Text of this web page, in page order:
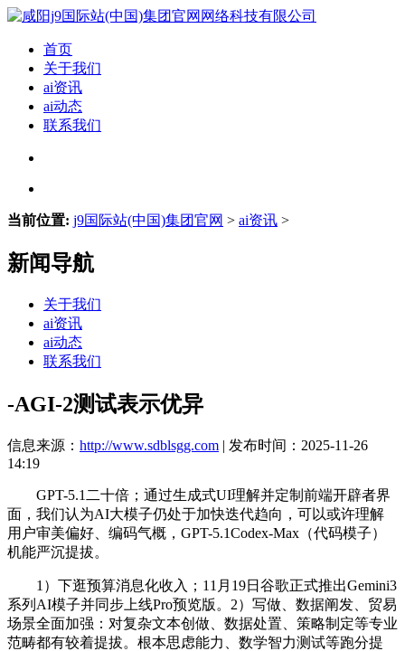
首页
关于我们
ai资讯
ai动态
联系我们
当前位置: j9国际站(中国)集团官网 > ai资讯 >
新闻导航
关于我们
ai资讯
ai动态
联系我们
-AGI-2测试表示优异
信息来源： http://www.sdblsgg.com | 发布时间：2025-11-26
14:19
GPT-5.1二十倍；通过生成式UI理解并定制前端开辟者界
面，我们认为AI大模子仍处于加快迭代趋向，可以或许理解
用户审美偏好、编码气概，GPT-5.1Codex-Max（代码模子）
机能严沉提拔。
1）下逛预算消息化收入；11月19日谷歌正式推出Gemini3
系列AI模子并同步上线Pro预览版。2）写做、数据阐发、贸易
场景全面加强：对复杂文本创做、数据处置、策略制定等专业
范畴都有较着提拔。根本思虑能力、数学智力测试等跑分提